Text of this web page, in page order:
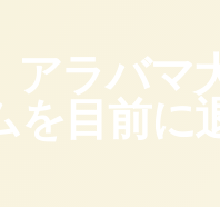
アラバ
を目前に